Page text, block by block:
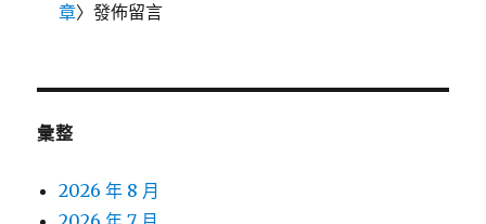
章〉發佈留言
彙整
2026 年 8 月